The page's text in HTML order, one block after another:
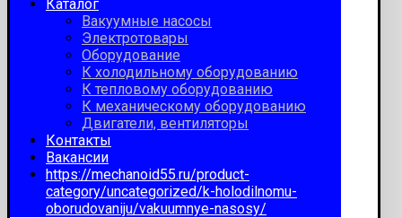
Каталог
Вакуумные насосы
Электротовары
Оборудование
К холодильному оборудованию
К тепловому оборудованию
К механическому оборудованию
Двигатели, вентиляторы
Контакты
Вакансии
https://mechanoid55.ru/product-
category/uncategorized/k-holodilnomu-
oborudovaniju/vakuumnye-nasosy/